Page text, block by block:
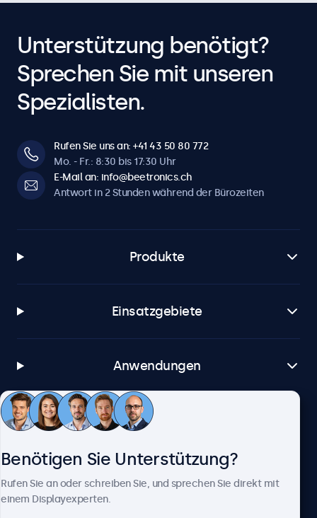
Unterstützung benötigt?
Sprechen Sie mit unseren
Spezialisten.
Rufen Sie uns an: +41 43 50 80 772
Mo. - Fr.: 8:30 bis 17:30 Uhr
E-Mail an: info@beetronics.ch
Antwort in 2 Stunden während der Bürozeiten
Produkte
Einsatzgebiete
Anwendungen
Kundenservice
Benötigen Sie Unterstützung?
Rufen Sie an oder schreiben Sie, und sprechen Sie direkt mit
einem Displayexperten.